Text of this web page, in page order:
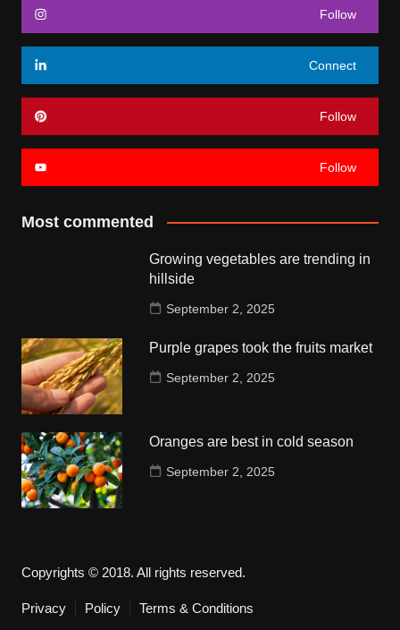
Follow
Connect
Follow
Follow
Most commented
Growing vegetables are trending in
hillside
September 2, 2025
Purple grapes took the fruits market
September 2, 2025
Oranges are best in cold season
September 2, 2025
Copyrights © 2018. All rights reserved.
Privacy Policy Terms & Conditions